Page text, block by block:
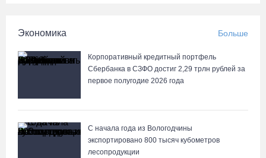
Экономика Больше
Корпоративный кредитный портфель
Сбербанка в СЗФО достиг 2,29 трлн рублей за
первое полугодие 2026 года
С начала года из Вологодчины
экспортировано 800 тысяч кубометров
лесопродукции